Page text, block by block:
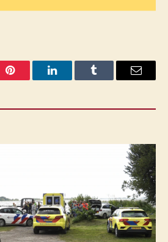
Pinterest LinkedInTumblr Email